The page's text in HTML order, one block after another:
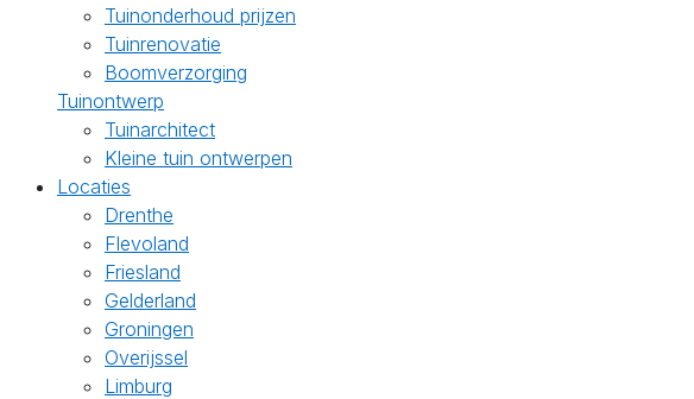
Tuinonderhoud prijzen
Tuinrenovatie
Boomverzorging
Tuinontwerp
Tuinarchitect
Kleine tuin ontwerpen
Locaties
Drenthe
Flevoland
Friesland
Gelderland
Groningen
Overijssel
Limburg